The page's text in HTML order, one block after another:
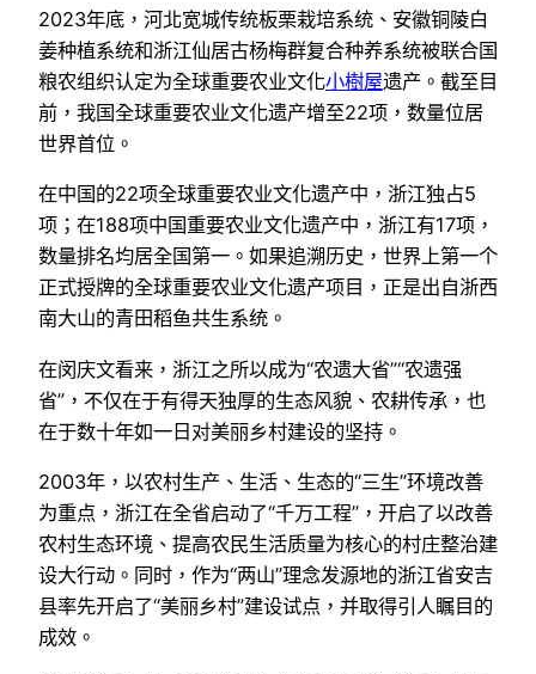
2023年底，河北宽城传统板栗栽培系统、安徽铜陵白
姜种植系统和浙江仙居古杨梅群复合种养系统被联合国
粮农组织认定为全球重要农业文化小樹屋遗产。截至目
前，我国全球重要农业文化遗产增至22项，数量位居
世界首位。
在中国的22项全球重要农业文化遗产中，浙江独占5
项；在188项中国重要农业文化遗产中，浙江有17项，
数量排名均居全国第一。如果追溯历史，世界上第一个
正式授牌的全球重要农业文化遗产项目，正是出自浙西
南大山的青田稻鱼共生系统。
在闵庆文看来，浙江之所以成为“农遗大省”“农遗强
省”，不仅在于有得天独厚的生态风貌、农耕传承，也
在于数十年如一日对美丽乡村建设的坚持。
2003年，以农村生产、生活、生态的“三生”环境改善
为重点，浙江在全省启动了“千万工程”，开启了以改善
农村生态环境、提高农民生活质量为核心的村庄整治建
设大行动。同时，作为“两山”理念发源地的浙江省安吉
县率先开启了“美丽乡村”建设试点，并取得引人瞩目的
成效。